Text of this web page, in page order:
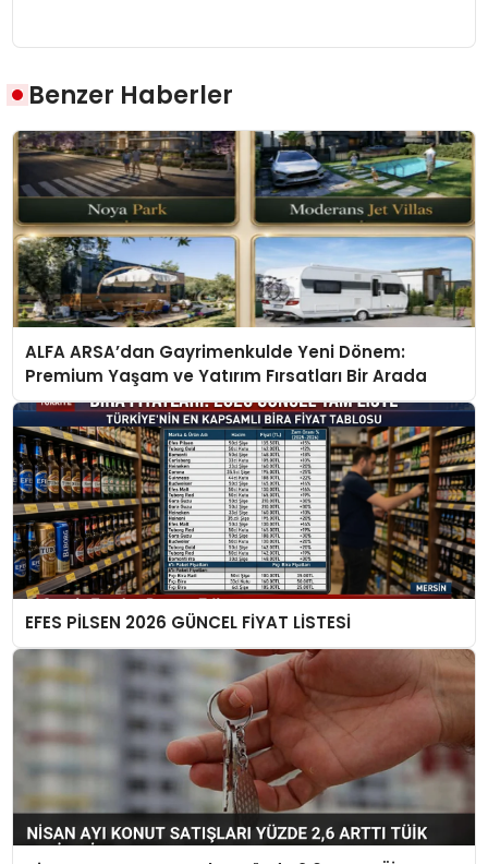
Benzer Haberler
ALFA ARSA’dan Gayrimenkulde Yeni Dönem:
Premium Yaşam ve Yatırım Fırsatları Bir Arada
EFES PİLSEN 2026 GÜNCEL FİYAT LİSTESİ